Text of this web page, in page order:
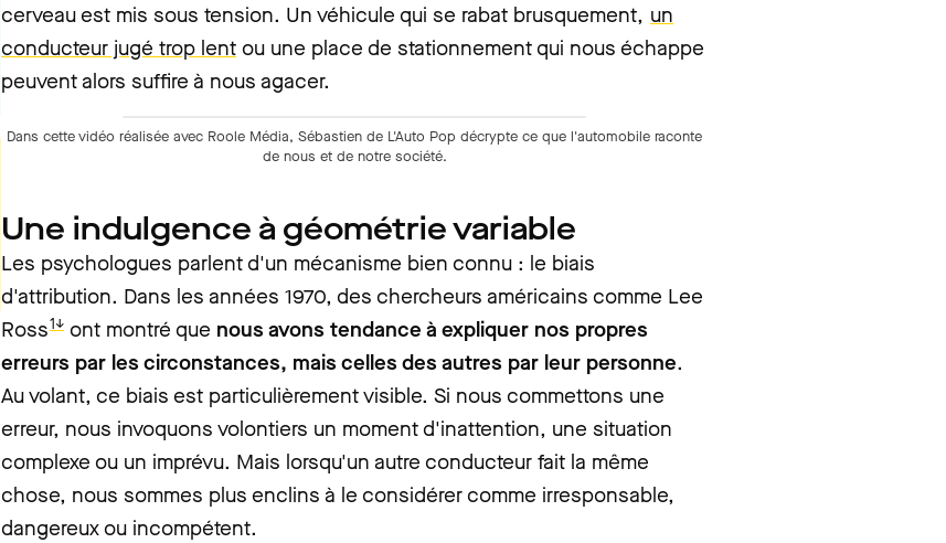
cerveau est mis sous tension. Un véhicule qui se rabat brusquement, un
conducteur jugé trop lent ou une place de stationnement qui nous échappe
peuvent alors suffire à nous agacer.
Dans cette vidéo réalisée avec Roole Média, Sébastien de L'Auto Pop décrypte ce que l'automobile raconte
de nous et de notre société.
Une indulgence à géométrie variable
Les psychologues parlent d'un mécanisme bien connu : le biais
d'attribution. Dans les années 1970, des chercheurs américains comme Lee
Ross1↓ ont montré que nous avons tendance à expliquer nos propres
erreurs par les circonstances, mais celles des autres par leur personne.
Au volant, ce biais est particulièrement visible. Si nous commettons une
erreur, nous invoquons volontiers un moment d'inattention, une situation
complexe ou un imprévu. Mais lorsqu'un autre conducteur fait la même
chose, nous sommes plus enclins à le considérer comme irresponsable,
dangereux ou incompétent.